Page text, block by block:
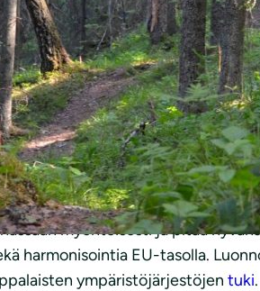
lausua ja toteaa seuraavaa:
metsätiedosta
myönteisesti ja pitää
harmonisointia EU-tasolla.
ympäristöjärjestöjen tuki.